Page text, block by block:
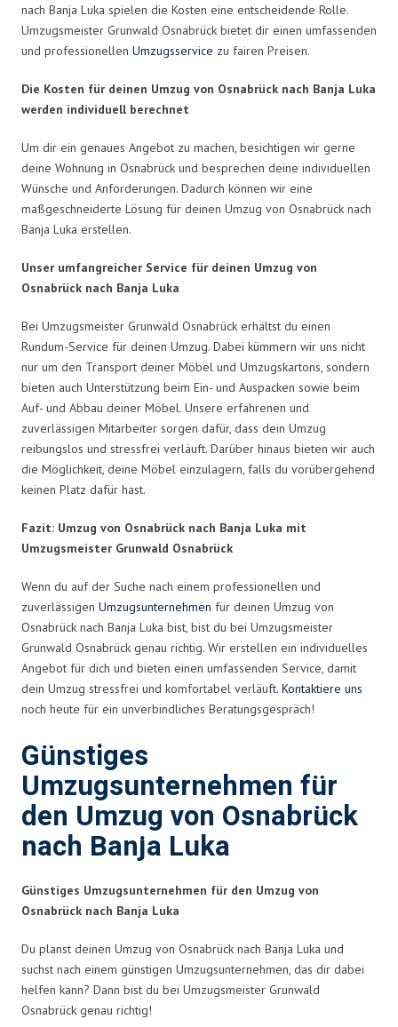
nach Banja Luka spielen die Kosten eine entscheidende Rolle.
Umzugsmeister Grunwald Osnabrück bietet dir einen umfassenden
und professionellen Umzugsservice zu fairen Preisen.
Die Kosten für deinen Umzug von Osnabrück nach Banja Luka
werden individuell berechnet
Um dir ein genaues Angebot zu machen, besichtigen wir gerne
deine Wohnung in Osnabrück und besprechen deine individuellen
Wünsche und Anforderungen. Dadurch können wir eine
maßgeschneiderte Lösung für deinen Umzug von Osnabrück nach
Banja Luka erstellen.
Unser umfangreicher Service für deinen Umzug von
Osnabrück nach Banja Luka
Bei Umzugsmeister Grunwald Osnabrück erhältst du einen
Rundum-Service für deinen Umzug. Dabei kümmern wir uns nicht
nur um den Transport deiner Möbel und Umzugskartons, sondern
bieten auch Unterstützung beim Ein- und Auspacken sowie beim
Auf- und Abbau deiner Möbel. Unsere erfahrenen und
zuverlässigen Mitarbeiter sorgen dafür, dass dein Umzug
reibungslos und stressfrei verläuft. Darüber hinaus bieten wir auch
die Möglichkeit, deine Möbel einzulagern, falls du vorübergehend
keinen Platz dafür hast.
Fazit: Umzug von Osnabrück nach Banja Luka mit
Umzugsmeister Grunwald Osnabrück
Wenn du auf der Suche nach einem professionellen und
zuverlässigen Umzugsunternehmen für deinen Umzug von
Osnabrück nach Banja Luka bist, bist du bei Umzugsmeister
Grunwald Osnabrück genau richtig. Wir erstellen ein individuelles
Angebot für dich und bieten einen umfassenden Service, damit
dein Umzug stressfrei und komfortabel verläuft. Kontaktiere uns
noch heute für ein unverbindliches Beratungsgespräch!
Günstiges
Umzugsunternehmen für
den Umzug von Osnabrück
nach Banja Luka
Günstiges Umzugsunternehmen für den Umzug von
Osnabrück nach Banja Luka
Du planst deinen Umzug von Osnabrück nach Banja Luka und
suchst nach einem günstigen Umzugsunternehmen, das dir dabei
helfen kann? Dann bist du bei Umzugsmeister Grunwald
Osnabrück genau richtig!